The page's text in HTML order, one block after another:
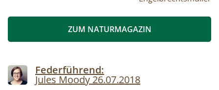
ZUM NATURMAGAZIN
ImageFederführend:
Jules Moody 26.07.2018